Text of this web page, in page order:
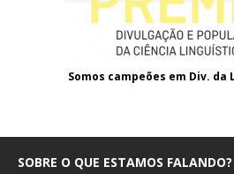
Somos campeões em Div. da
SOBRE O QUE ESTAMOS FALANDO?